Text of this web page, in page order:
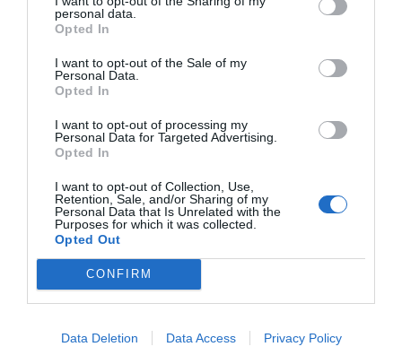
personal data.
Opted In
I want to opt-out of the Sale of my
Personal Data.
Opted In
I want to opt-out of processing my
Personal Data for Targeted Advertising.
Opted In
I want to opt-out of Collection, Use,
Retention, Sale, and/or Sharing of my
Personal Data that Is Unrelated with the
Purposes for which it was collected.
Opted Out
CONFIRM
Data Deletion Data Access Privacy Policy
FRANCO BARESI / Fotbalistul
acum 6 zile
Anna Lewandowska și fața
sumele de pe Transfermarkt
acum 1 lună
Ei sunt Zburătorii din Sibiu
acum 2 luni